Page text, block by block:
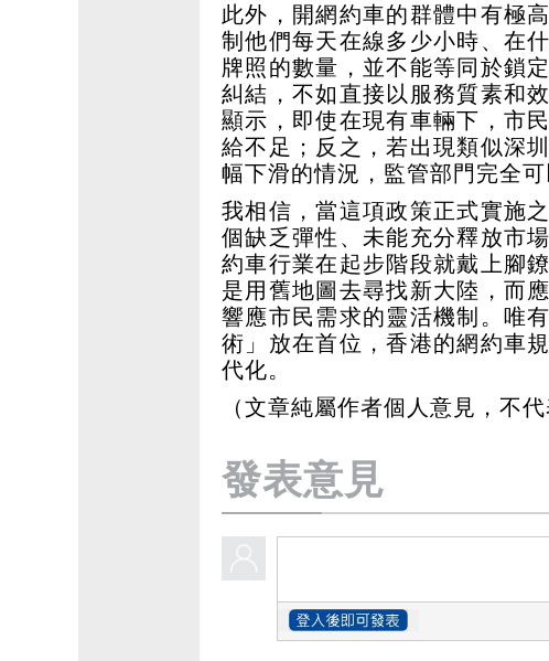
此外，開網約車的群體中有極
制他們每天在線多少小時、在
牌照的數量，並不能等同於鎖
糾結，不如直接以服務質素和
顯示，即使在現有車輛下，市
給不足；反之，若出現類似深
幅下滑的情況，監管部門完全可
我相信，當這項政策正式實施
個缺乏彈性、未能充分釋放市
約車行業在起步階段就戴上腳
是用舊地圖去尋找新大陸，而
響應市民需求的靈活機制。唯
術」放在首位，香港的網約車
代化。
（文章純屬作者個人意見，不
發表意見